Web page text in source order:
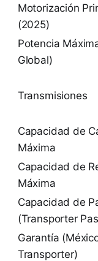
Motorización
(2025)
Potencia
Global)
Transmisiones
Capacidad de
Máxima
Capacidad de
Máxima
Capacidad de
(Transporter
Garantía
Transporter)